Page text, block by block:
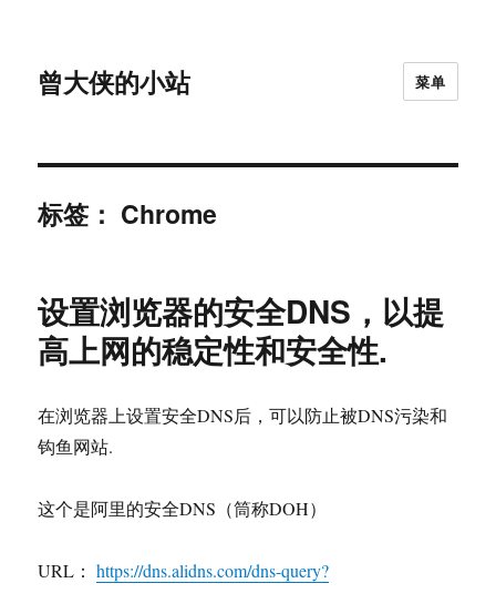
曾大侠的小站 菜单
标签： Chrome
设置浏览器的安全DNS，以提
高上网的稳定性和安全性.
在浏览器上设置安全DNS后，可以防止被DNS污染和
钩鱼网站.
这个是阿里的安全DNS（筒称DOH）
URL：https://dns.alidns.com/dns-query?